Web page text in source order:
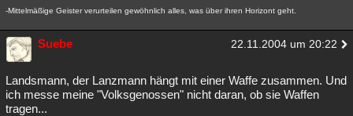
-Mittelmäßige Geister verurteilen gewöhnlich alles, was über ihren Horizont geht.
Suebe 22.11.2004 um 20:22
Landsmann, der Lanzmann hängt mit einer Waffe zusammen. Und
ich messe meine "Volksgenossen" nicht daran, ob sie Waffen
tragen...